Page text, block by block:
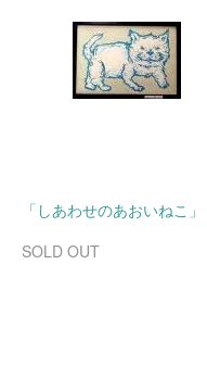
「しあわせのあおいねこ」
SOLD OUT